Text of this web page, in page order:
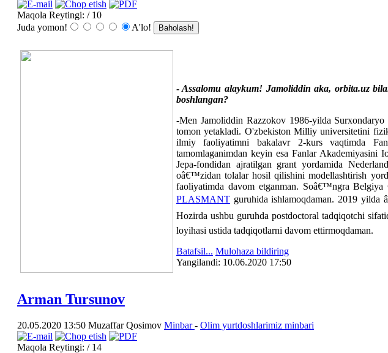
Maqola Reytingi: / 10
Juda yomon!
A'lo!
-Assalomu alaykum! Jamoliddin aka, orbita.uz
boshlangan?
-Men Jamoliddin Razzokov 1986-yilda
tomon yetakladi. O'zbekiston Milliy universitetini
ilmiy faoliyatimni bakalavr 2-kurs vaqtimda
tamomlaganimdan keyin esa Fanlar
Jepa-fondidan ajratilgan grant yordamida
oâ€™zidan tolalar hosil qilishini modellashtirish
faoliyatimda davom etganman. Soâ€™ngra
PLASMANTguruhida ishlamoqdaman. 2019 yilda
Hozirda ushbu guruhda postdoctoral tadqiqotchi
loyihasi ustida tadqiqotlarni davom ettirmoqdaman.
Batafsil... Mulohaza bildiring
Yangilаndi: 10.06.2020 17:50
Arman Tursunov
20.05.2020 13:50 Muzaffar Qosimov Minbar- Olim yurtdoshlarimiz minbari
Maqola Reytingi: / 14